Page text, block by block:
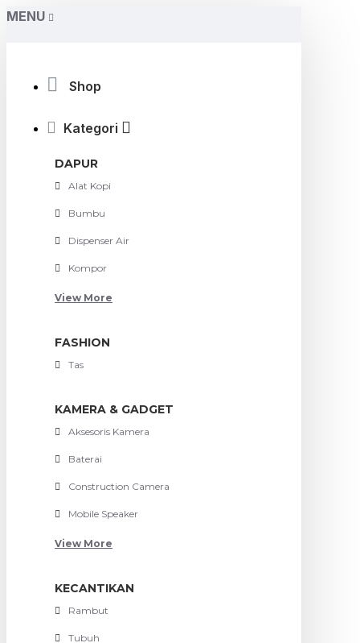
MENU
Shop
Kategori
DAPUR
Alat Kopi
Bumbu
Dispenser Air
Kompor
View More
FASHION
Tas
KAMERA & GADGET
Aksesoris Kamera
Baterai
Construction Camera
Mobile Speaker
View More
KECANTIKAN
Rambut
Tubuh